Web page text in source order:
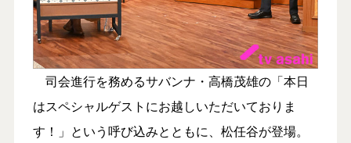
司会進行を務めるサバンナ・高橋茂雄の「本日
はスペシャルゲストにお越しいただいておりま
す！」という呼び込みとともに、松任谷が登場。